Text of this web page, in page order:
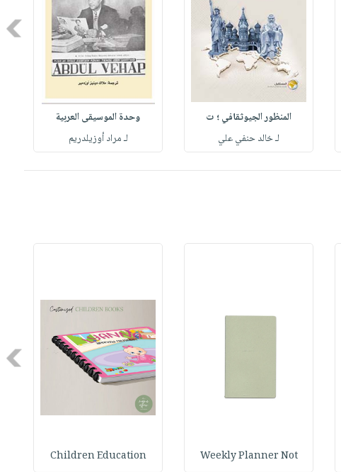
المنظور الجيوثقافي ؛ ت
لـ خالد حنفي علي
وحدة الموسيقى العربية
لـ مراد أوزيلدريم
Weekly Planner Not
Children Education